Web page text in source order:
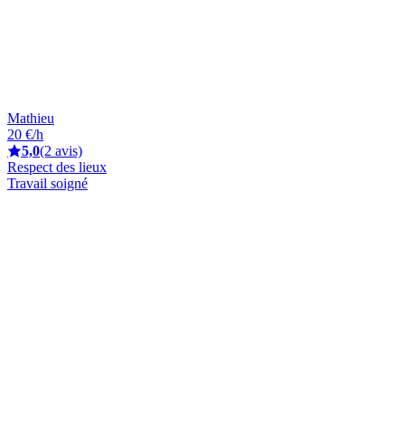
Mathieu
20 €/h
5,0(2 avis)
Respect des lieux
Travail soigné